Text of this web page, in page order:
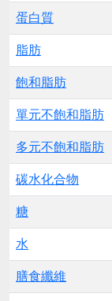
蛋白質
脂肪
飽和脂肪
單元不飽和脂肪
多元不飽和脂肪
碳水化合物
糖
水
膳食纖維